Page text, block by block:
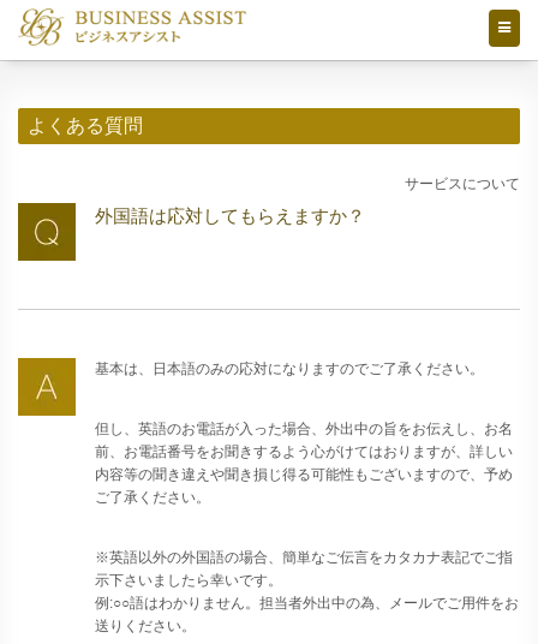
よくある質問
サービスについて
外国語は応対してもらえますか？
基本は、日本語のみの応対になりますのでご了承ください。
但し、英語のお電話が入った場合、外出中の旨をお伝えし、お名
前、お電話番号をお聞きするよう心がけてはおりますが、詳しい
内容等の聞き違えや聞き損じ得る可能性もございますので、予め
ご了承ください。
※英語以外の外国語の場合、簡単なご伝言をカタカナ表記でご指
示下さいましたら幸いです。
例:○○語はわかりません。担当者外出中の為、メールでご用件をお
送りください。